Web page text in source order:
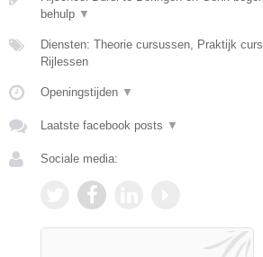
behulp ▼
Diensten: Theorie cursussen, Praktijk
Rijlessen
Openingstijden ▼
Laatste facebook posts ▼
Sociale media: